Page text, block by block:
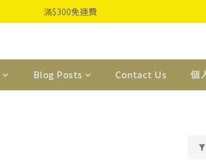
滿$300免運費
Blog Posts Contact Us 個